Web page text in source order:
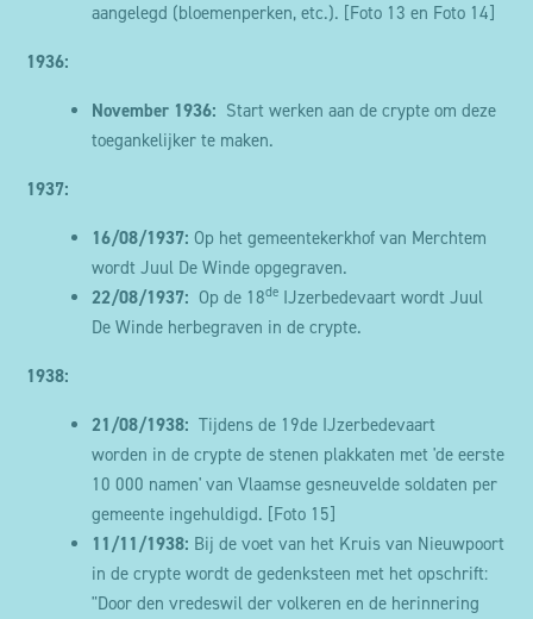
aangelegd (bloemenperken, etc.). [Foto 13en Foto 14]
1936:
November 1936: Start werken aan de crypte om deze
toegankelijker te maken.
1937:
16/08/1937: Op het gemeentekerkhof van Merchtem
wordt Juul De Winde opgegraven.
22/08/1937:Op de 18de IJzerbedevaart wordt Juul
De Winde herbegraven in de crypte.
1938:
21/08/1938:Tijdens de 19de IJzerbedevaart
worden in de crypte de stenen plakkaten met 'de eerste
10 000 namen' van Vlaamse gesneuvelde soldaten per
gemeente ingehuldigd. [Foto 15]
11/11/1938: Bij de voet van het Kruis van Nieuwpoort
in de crypte wordt de gedenksteen met het opschrift:
"Door den vredeswil der volkeren en de herinnering